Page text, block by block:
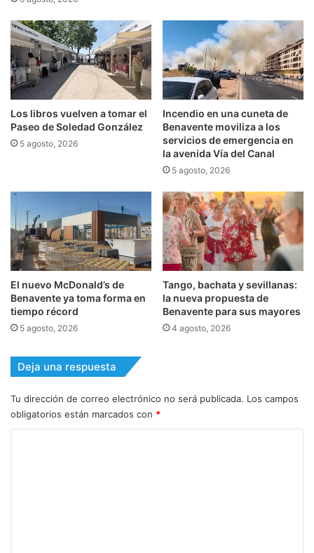
Los libros vuelven a tomar el
Paseo de Soledad González
5 agosto, 2026
Incendio en una cuneta de
Benavente moviliza a los
servicios de emergencia en
la avenida Vía del Canal
5 agosto, 2026
El nuevo McDonald’s de
Benavente ya toma forma en
tiempo récord
5 agosto, 2026
Tango, bachata y sevillanas:
la nueva propuesta de
Benavente para sus mayores
4 agosto, 2026
Deja una respuesta
Tu dirección de correo electrónico no será publicada. Los campos
obligatorios están marcados con *